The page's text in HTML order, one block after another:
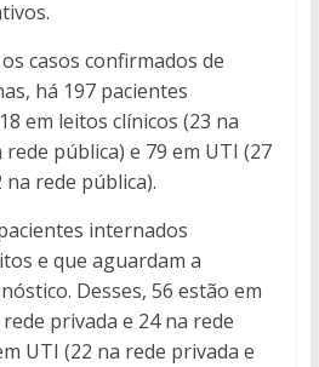
casos confirmados de
há 197 pacientes
em leitos clínicos (23 na
pública) e 79 em UTI (27
rede pública).
internados
e que aguardam a
Desses, 56 estão em
privada e 24 na rede
UTI (22 na rede privada e